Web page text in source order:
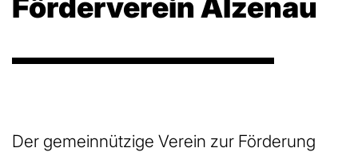
Förderverein Alzenau
Der gemeinnützige Verein zur Förderung